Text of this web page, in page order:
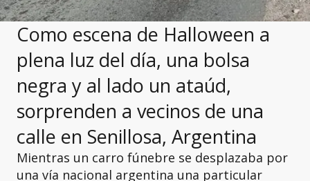
Como escena de Halloween a
plena luz del día, una bolsa
negra y al lado un ataúd,
sorprenden a vecinos de una
calle en Senillosa, Argentina
Mientras un carro fúnebre se desplazaba por
una vía nacional argentina una particular